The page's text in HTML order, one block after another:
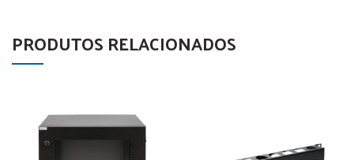
PRODUTOS RELACIONADOS